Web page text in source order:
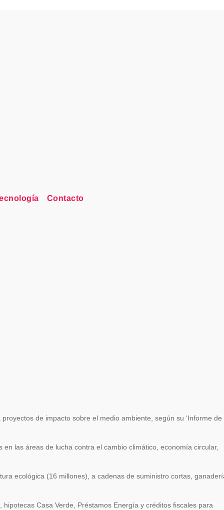
Contacto
de impacto sobre el medio ambiente, según su ‘Informe de
las áreas de lucha contra el cambio climático, economía circular,
ecológica (16 millones), a cadenas de suministro cortas,
Casa Verde, Préstamos Energía y créditos fiscales para